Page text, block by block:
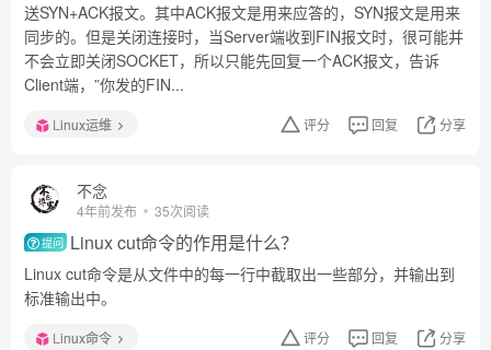
送SYN+ACK报文。其中ACK报文是用来应答的，SYN报文是用来
同步的。但是关闭连接时，当Server端收到FIN报文时，很可能并
不会立即关闭SOCKET，所以只能先回复一个ACK报文，告诉
Client端，”你发的FIN...
Linux运维 评分 回复 分享
不念
4年前发布 35次阅读
提问 Linux cut命令的作用是什么？
Linux cut命令是从文件中的每一行中截取出一些部分，并输出到
标准输出中。
Linux命令 评分 回复 分享